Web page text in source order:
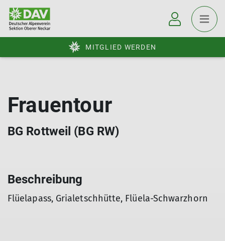
MITGLIED WERDEN
Frauentour
BG Rottweil (BG RW)
Beschreibung
Flüelapass, Grialetschhütte, Flüela-Schwarzhorn